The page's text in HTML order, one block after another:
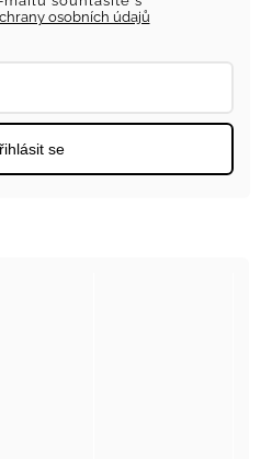
osobních údajů
se